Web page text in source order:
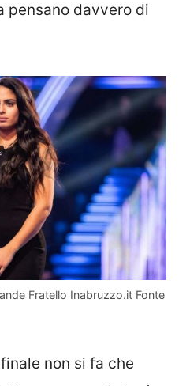
pensano davvero di
Fratello Inabruzzo.it Fonte
non si fa che